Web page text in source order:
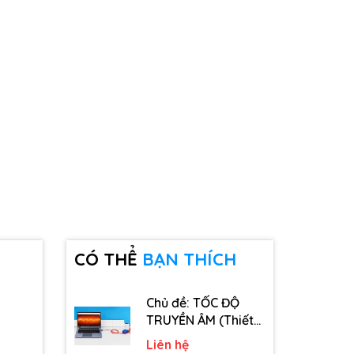
CÓ THỂ BẠN THÍCH
Chủ đề: TỐC ĐỘ
TRUYỀN ÂM (Thiết
bị, dụng cụ, vật tư
Liên hệ